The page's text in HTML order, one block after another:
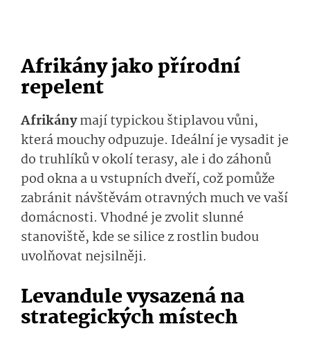
Afrikány jako přírodní
repelent
Afrikánymají typickou štiplavou vůni,
která mouchy odpuzuje. Ideální je vysadit je
do truhlíků v okolí terasy, ale i do záhonů
pod okna a u vstupních dveří, což pomůže
zabránit návštěvám otravných much ve vaší
domácnosti. Vhodné je zvolit slunné
stanoviště, kde se silice z rostlin budou
uvolňovat nejsilněji.
Levandule vysazená na
strategických místech